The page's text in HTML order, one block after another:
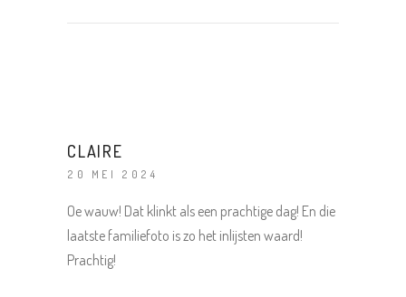
CLAIRE
20 MEI 2024
Oe wauw! Dat klinkt als een prachtige dag! En die
laatste familiefoto is zo het inlijsten waard!
Prachtig!